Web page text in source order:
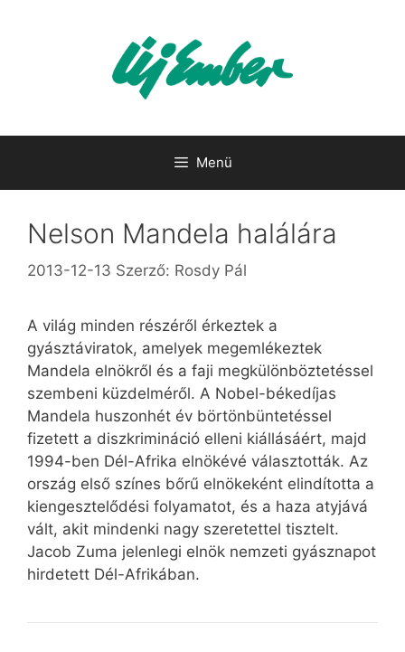
Menü
Nelson Mandela halálára
2013-12-13 Szerző: Rosdy Pál
A világ minden részéről érkeztek a
gyásztáviratok, amelyek megemlékeztek
Mandela elnökről és a faji megkülönböztetéssel
szembeni küzdelméről. A Nobel-békedíjas
Mandela huszonhét év börtönbüntetéssel
fizetett a diszkrimináció elleni kiállásáért, majd
1994-ben Dél-Afrika elnökévé választották. Az
ország első színes bőrű elnökeként elindította a
kiengesztelődési folyamatot, és a haza atyjává
vált, akit mindenki nagy szeretettel tisztelt.
Jacob Zuma jelenlegi elnök nemzeti gyásznapot
hirdetett Dél-Afrikában.